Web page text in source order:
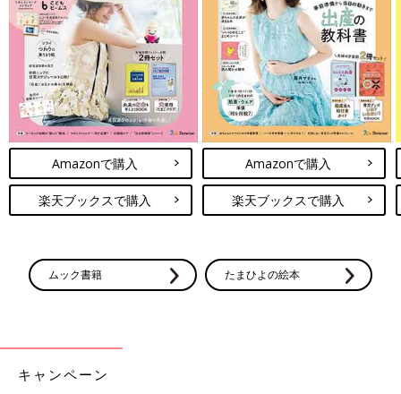
３ディズニー好きにはたまらない【クーザ】ジャバラ式マ
ルチケース
Amazonで購入
楽天ブックスで購入
Amazonで購入
楽天ブックスで購入
ムック書籍 たまひよの絵本
キャンペーン